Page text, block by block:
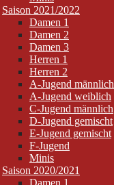
Saison 2021/2022
Damen 1
Damen 2
Damen 3
Herren 1
Herren 2
A-Jugend männlich
A-Jugend weiblich
C-Jugend männlich
D-Jugend gemischt
E-Jugend gemischt
F-Jugend
Minis
Saison 2020/2021
Damen 1